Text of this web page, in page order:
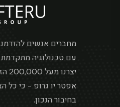
עם טכנולוגיה מתקדמת
אפטר יו גרופ - כי כל
בחיבור הנכון.